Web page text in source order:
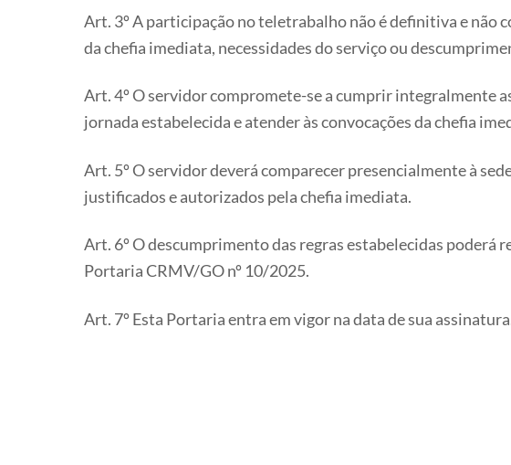
Art. 3º A participação no teletrabalho não é definitiva e
da chefia imediata, necessidades do serviço ou
Art. 4º O servidor compromete-se a cumprir integralmente
jornada estabelecida e atender às convocações da chefia
Art. 5º O servidor deverá comparecer presencialmente à
justificados e autorizados pela chefia imediata.
Art. 6º O descumprimento das regras estabelecidas
Portaria CRMV/GO nº 10/2025.
Art. 7º Esta Portaria entra em vigor na data de sua